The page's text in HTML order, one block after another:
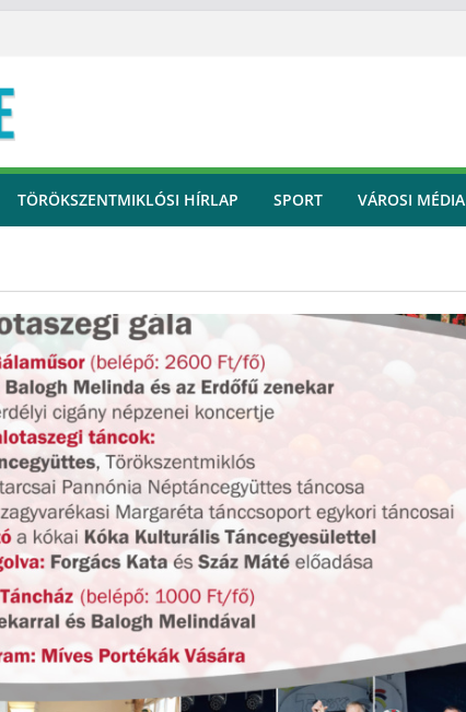
TÖRÖKSZENTMIKLÓSI HÍRLAP SPORT VÁROSI MÉDIA